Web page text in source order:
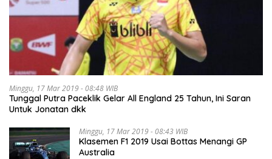
Minggu, 17 Mar 2019 - 08:48 WIB
Tunggal Putra Paceklik Gelar All England 25 Tahun, Ini Saran
Untuk Jonatan dkk
Minggu, 17 Mar 2019 - 08:43 WIB
Klasemen F1 2019 Usai Bottas Menangi GP
Australia